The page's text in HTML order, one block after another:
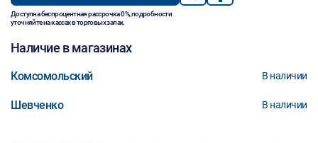
Доступна беспроцентная рассрочка 0%, подробности
уточняйте на кассах в торговых залах.
Наличие в магазинах
Комсомольский В наличии
Шевченко В наличии